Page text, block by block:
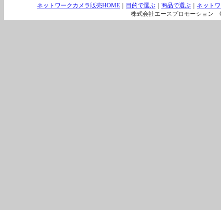
ネットワークカメラ販売HOME 目的で選ぶ 商品で選ぶ
ネット
株式会社エースプロモーション